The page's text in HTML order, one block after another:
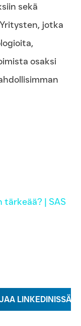
sekä
jotka
osaksi
tärkeää? | SAS
LINKEDINISSÄ